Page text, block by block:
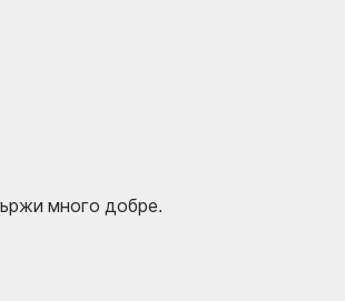
много добре.